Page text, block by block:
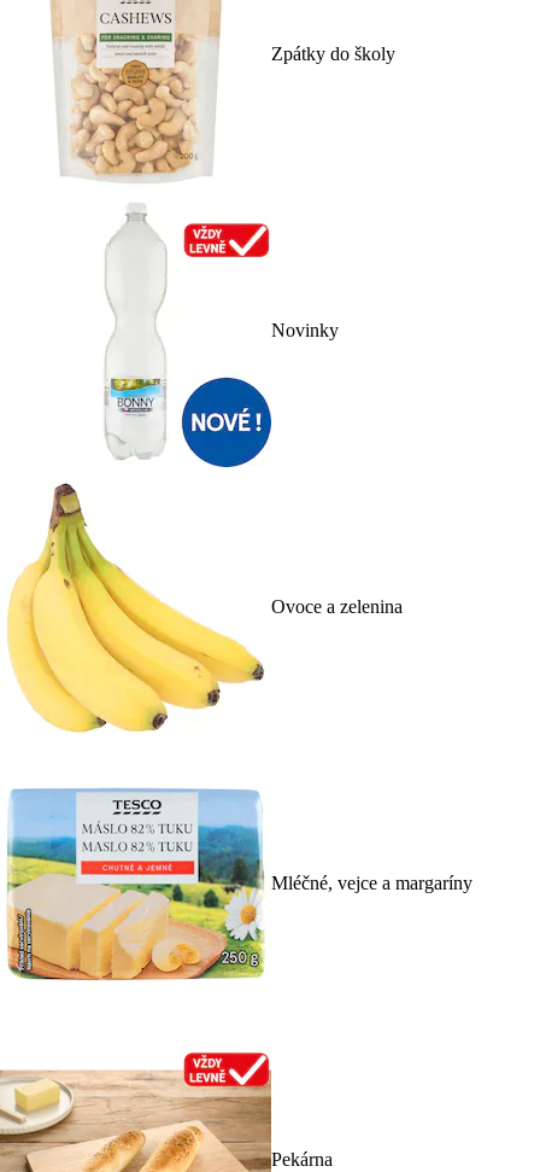
Zpátky do školy
Novinky
Ovoce a zelenina
Mléčné, vejce a margaríny
Pekárna